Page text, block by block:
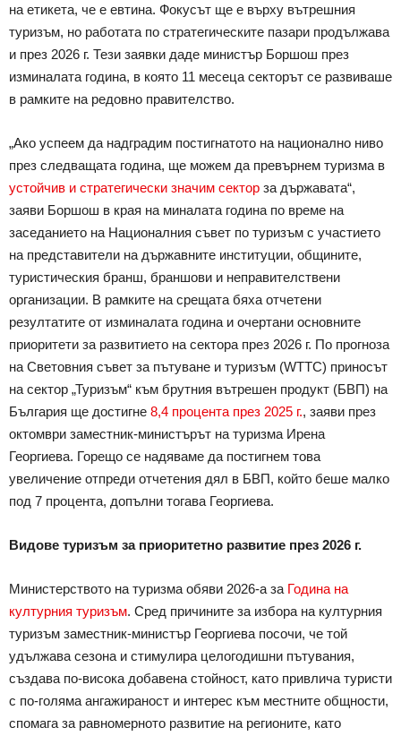
на етикета, че е евтина. Фокусът ще е върху вътрешния
туризъм, но работата по стратегическите пазари продължава
и през 2026 г. Тези заявки даде министър Боршош през
изминалата година, в която 11 месеца секторът се развиваше
в рамките на редовно правителство.
„Ако успеем да надградим постигнатото на национално ниво
през следващата година, ще можем да превърнем туризма в
устойчив и стратегически значим сектор за държавата“,
заяви Боршош в края на миналата година по време на
заседанието на Националния съвет по туризъм с участието
на представители на държавните институции, общините,
туристическия бранш, браншови и неправителствени
организации. В рамките на срещата бяха отчетени
резултатите от изминалата година и очертани основните
приоритети за развитието на сектора през 2026 г. По прогноза
на Световния съвет за пътуване и туризъм (WTTC) приносът
на сектор „Туризъм“ към брутния вътрешен продукт (БВП) на
България ще достигне 8,4 процента през 2025 г., заяви през
октомври заместник-министърът на туризма Ирена
Георгиева. Горещо се надяваме да постигнем това
увеличение отпреди отчетения дял в БВП, който беше малко
под 7 процента, допълни тогава Георгиева.
Видове туризъм за приоритетно развитие през 2026 г.
Министерството на туризма обяви 2026-а за Година на
културния туризъм. Сред причините за избора на културния
туризъм заместник-министър Георгиева посочи, че той
удължава сезона и стимулира целогодишни пътувания,
създава по-висока добавена стойност, като привлича туристи
с по-голяма ангажираност и интерес към местните общности,
спомага за равномерното развитие на регионите, като